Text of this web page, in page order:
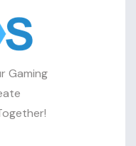
Gaming